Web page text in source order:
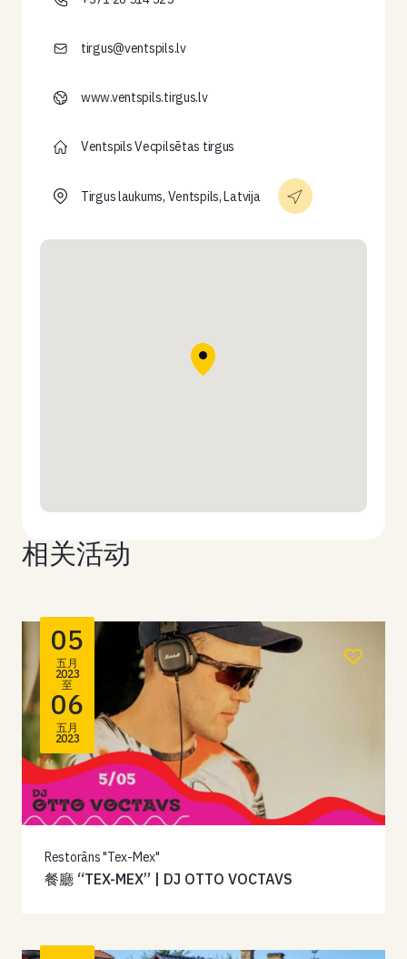
tirgus@ventspils.lv
www.ventspils.tirgus.lv
Ventspils Vecpilsētas tirgus
Tirgus laukums, Ventspils, Latvija
相关活动
05
五月
2023
至
06
五月
2023
Restorāns "Tex-Mex"
餐廳 “TEX-MEX” | DJ OTTO VOCTAVS